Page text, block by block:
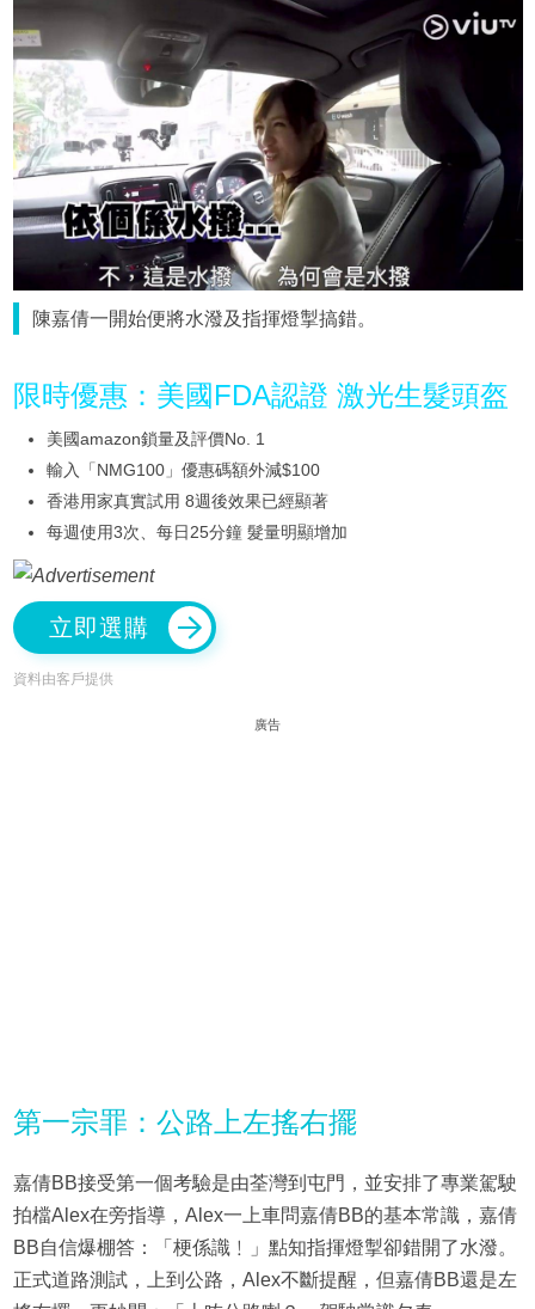
陳嘉倩一開始便將水潑及指揮燈掣搞錯。
限時優惠：美國FDA認證 激光生髮頭盔
美國amazon鎖量及評價No. 1
輸入「NMG100」優惠碼額外減$100
香港用家真實試用 8週後效果已經顯著
每週使用3次、每日25分鐘 髮量明顯增加
立即選購
資料由客戶提供
廣告
第一宗罪：公路上左搖右擺
嘉倩BB接受第一個考驗是由荃灣到屯門，並安排了專業駕駛
拍檔Alex在旁指導，Alex一上車問嘉倩BB的基本常識，嘉倩
BB自信爆棚答：「梗係識﹗」點知指揮燈掣卻錯開了水潑。
正式道路測試，上到公路，Alex不斷提醒，但嘉倩BB還是左